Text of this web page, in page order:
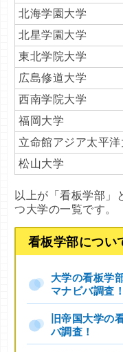
北海学園大学
北星学園大学
東北学院大学
広島修道大学
西南学院大学
福岡大学
立命館アジア太平洋
松山大学
以上が「看板学部」
つ大学の一覧です。
看板学部につい
大学の看板学
マナビバ調査！
旧帝国大学の
バ調査！